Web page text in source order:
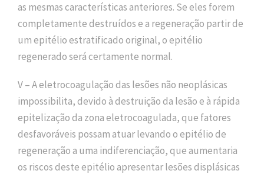
as mesmas características anteriores. Se eles forem
completamente destruídos e a regeneração partir de
um epitélio estratificado original, o epitélio
regenerado será certamente normal.
V – A eletrocoagulação das lesões não neoplásicas
impossibilita, devido à destruição da lesão e à rápida
epitelização da zona eletrocoagulada, que fatores
desfavoráveis possam atuar levando o epitélio de
regeneração a uma indiferenciação, que aumentaria
os riscos deste epitélio apresentar lesões displásicas